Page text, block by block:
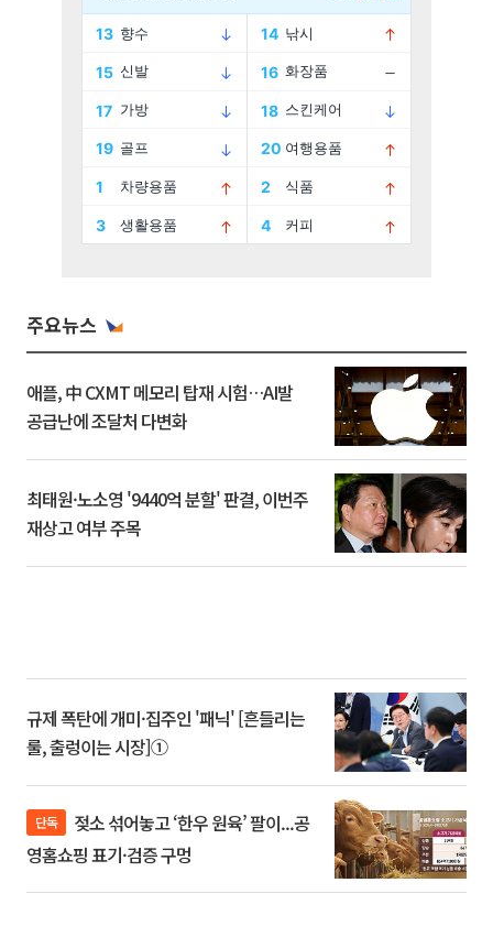
주요뉴스
애플, 中 CXMT 메모리 탑재 시험…AI발
공급난에 조달처 다변화
최태원·노소영 '9440억 분할' 판결, 이번주
재상고 여부 주목
규제 폭탄에 개미·집주인 '패닉' [흔들리는
룰, 출렁이는 시장]①
단독
영홈쇼핑 표기·검증 구멍